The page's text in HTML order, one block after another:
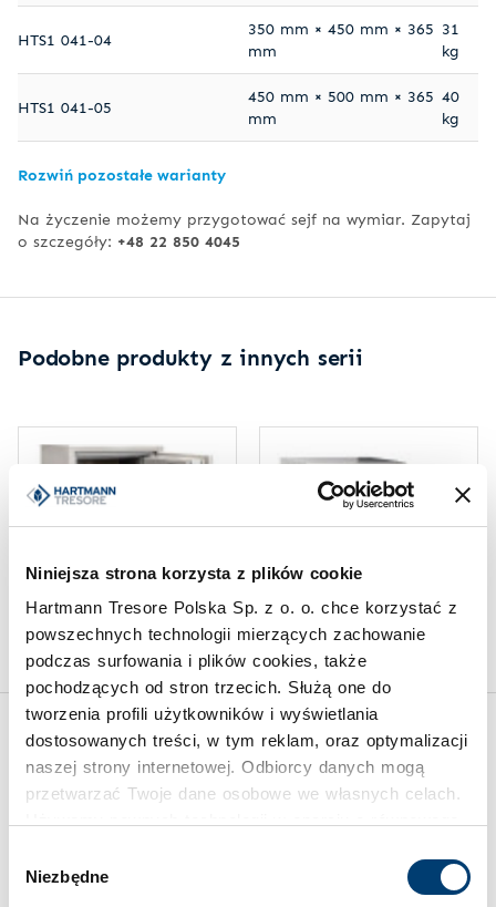
Niniejsza strona korzysta z plików cookie
Hartmann Tresore Polska Sp. z o. o. chce korzystać z
powszechnych technologii mierzących zachowanie
podczas surfowania i plików cookies, także
pochodzących od stron trzecich. Służą one do
tworzenia profili użytkowników i wyświetlania
dostosowanych treści, w tym reklam, oraz optymalizacji
naszej strony internetowej. Odbiorcy danych mogą
przetwarzać Twoje dane osobowe we własnych celach.
zgody
Niezbędne
HTS1 041-04
350 mm × 450 mm × 365
mm
31
kg
HTS1 041-05
450 mm × 500 mm × 365
mm
40
kg
Rozwiń pozostałe warianty
Na życzenie możemy przygotować sejf na wymiar. Zapytaj
o szczegóły: +48 22 850 4045
Podobne produkty z innych serii
MINI SEJFY
Sejf antywłamaniowy i
ognioodporny D 109-08
Sejf meblowy HPKT 400-02
Inspiracje